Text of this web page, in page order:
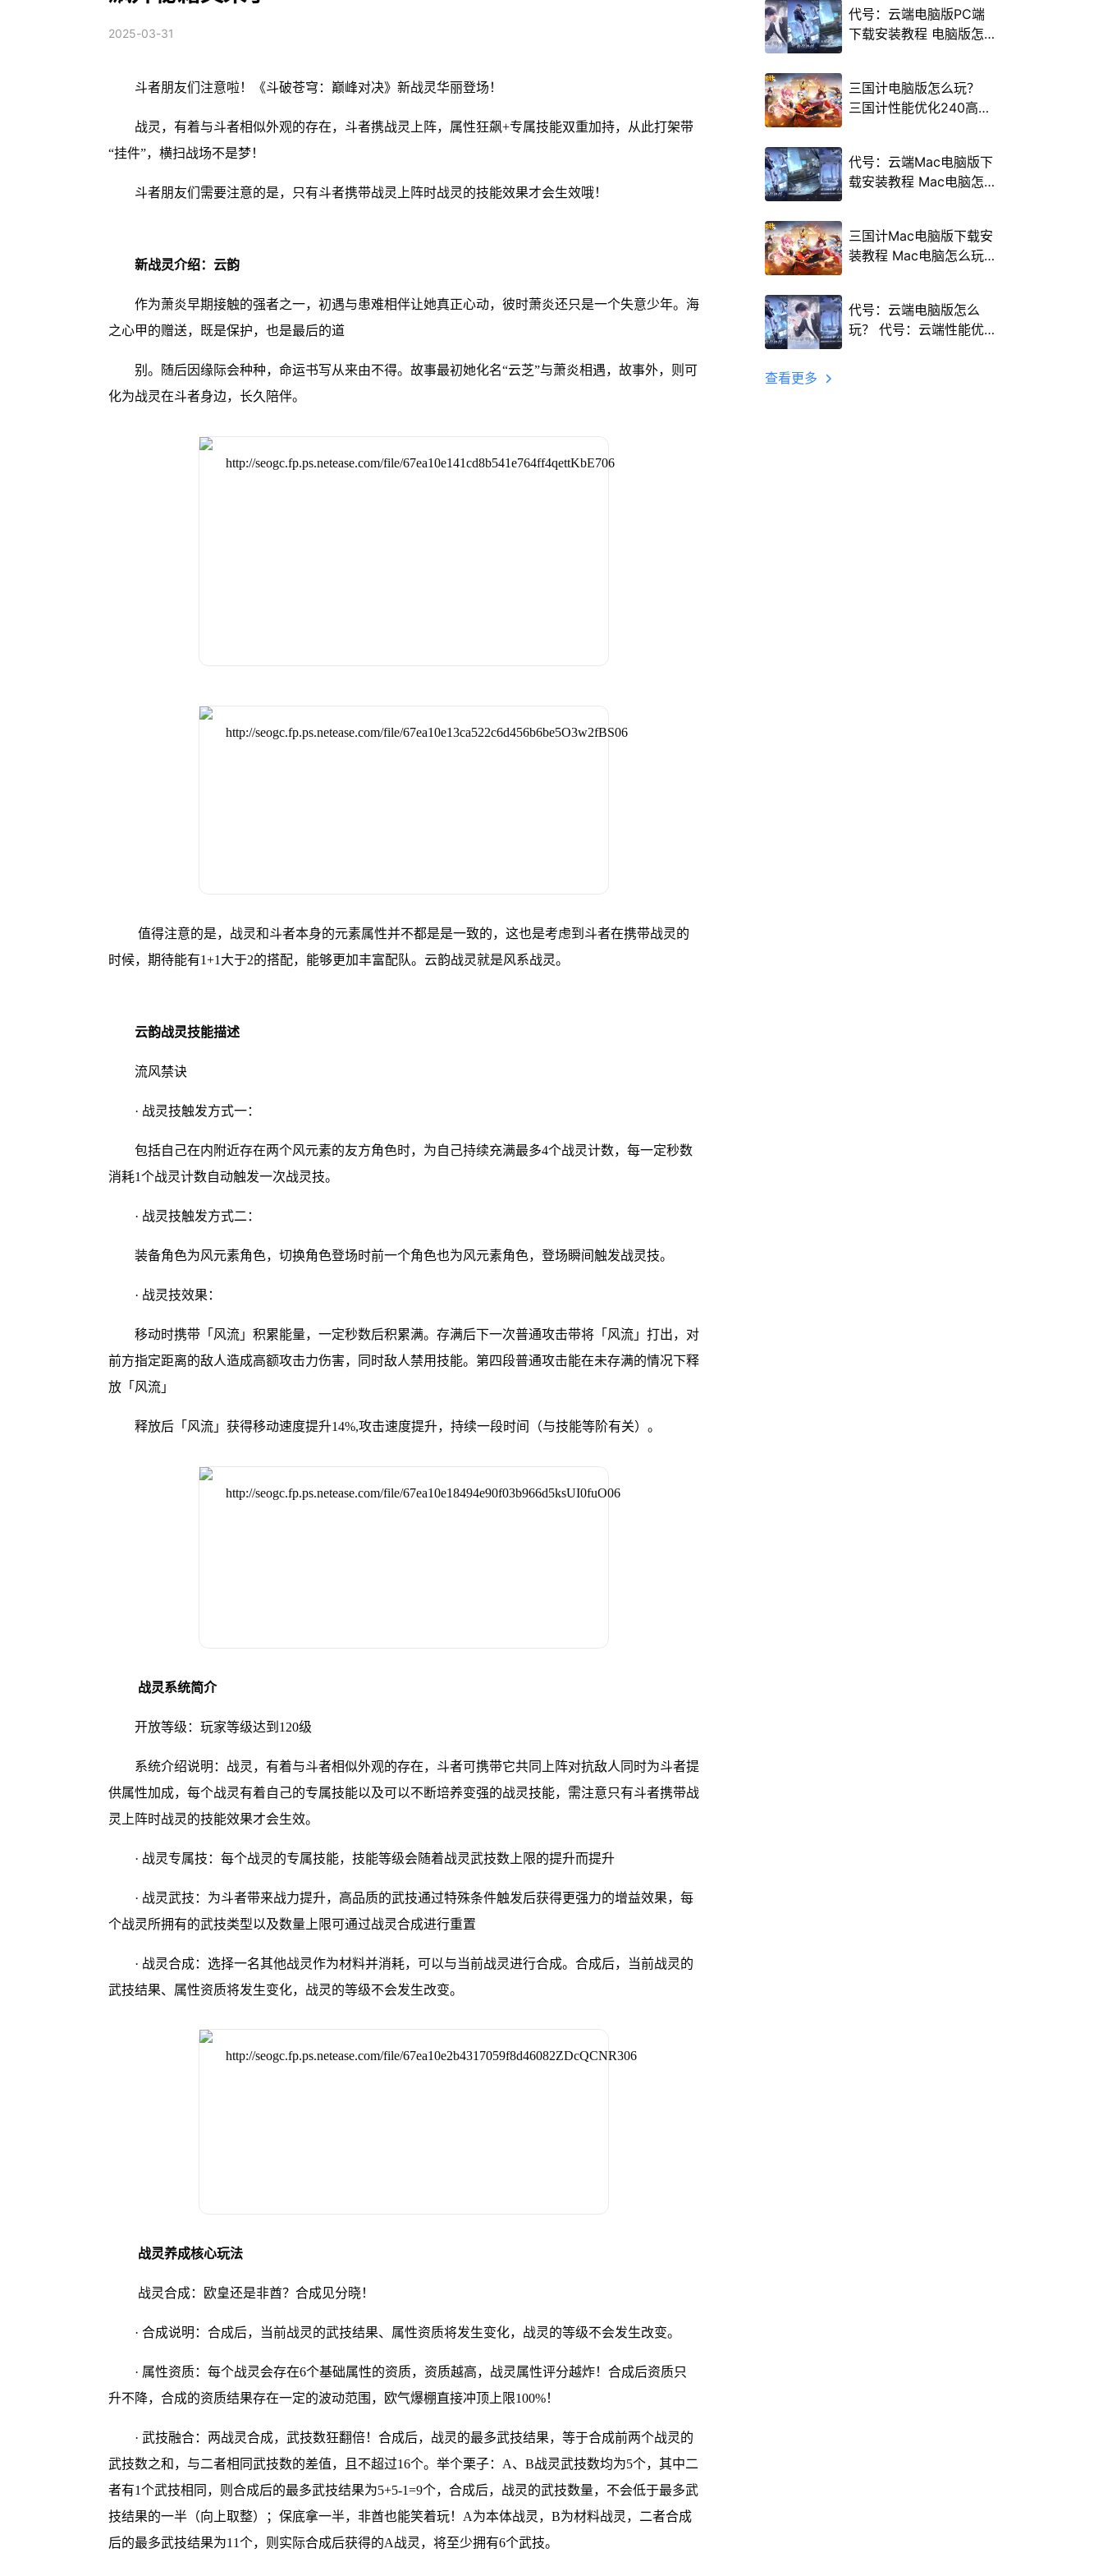
2025-03-31
斗者朋友们注意啦！《斗破苍穹：巅峰对决》新战灵华丽登场！
战灵，有着与斗者相似外观的存在，斗者携战灵上阵，属性狂飙+专属技能双重加持，从此打架带
“挂件”，横扫战场不是梦！
斗者朋友们需要注意的是，只有斗者携带战灵上阵时战灵的技能效果才会生效哦！
新战灵介绍：云韵
作为萧炎早期接触的强者之一，初遇与患难相伴让她真正心动，彼时萧炎还只是一个失意少年。海
之心甲的赠送，既是保护，也是最后的道
别。随后因缘际会种种，命运书写从来由不得。故事最初她化名“云芝”与萧炎相遇，故事外，则可
化为战灵在斗者身边，长久陪伴。
值得注意的是，战灵和斗者本身的元素属性并不都是是一致的，这也是考虑到斗者在携带战灵的
时候，期待能有1+1大于2的搭配，能够更加丰富配队。云韵战灵就是风系战灵。
云韵战灵技能描述
流风禁诀
· 战灵技触发方式一：
包括自己在内附近存在两个风元素的友方角色时，为自己持续充满最多4个战灵计数，每一定秒数
消耗1个战灵计数自动触发一次战灵技。
· 战灵技触发方式二：
装备角色为风元素角色，切换角色登场时前一个角色也为风元素角色，登场瞬间触发战灵技。
· 战灵技效果：
移动时携带「风流」积累能量，一定秒数后积累满。存满后下一次普通攻击带将「风流」打出，对
前方指定距离的敌人造成高额攻击力伤害，同时敌人禁用技能。第四段普通攻击能在未存满的情况下释
放「风流」
释放后「风流」获得移动速度提升14%,攻击速度提升，持续一段时间（与技能等阶有关）。
战灵系统简介
开放等级：玩家等级达到120级
系统介绍说明：战灵，有着与斗者相似外观的存在，斗者可携带它共同上阵对抗敌人同时为斗者提
供属性加成，每个战灵有着自己的专属技能以及可以不断培养变强的战灵技能，需注意只有斗者携带战
灵上阵时战灵的技能效果才会生效。
· 战灵专属技：每个战灵的专属技能，技能等级会随着战灵武技数上限的提升而提升
· 战灵武技：为斗者带来战力提升，高品质的武技通过特殊条件触发后获得更强力的增益效果，每
个战灵所拥有的武技类型以及数量上限可通过战灵合成进行重置
· 战灵合成：选择一名其他战灵作为材料并消耗，可以与当前战灵进行合成。合成后，当前战灵的
武技结果、属性资质将发生变化，战灵的等级不会发生改变。
战灵养成核心玩法
战灵合成：欧皇还是非酋？合成见分晓！
· 合成说明：合成后，当前战灵的武技结果、属性资质将发生变化，战灵的等级不会发生改变。
· 属性资质：每个战灵会存在6个基础属性的资质，资质越高，战灵属性评分越炸！合成后资质只
升不降，合成的资质结果存在一定的波动范围，欧气爆棚直接冲顶上限100%！
· 武技融合：两战灵合成，武技数狂翻倍！合成后，战灵的最多武技结果，等于合成前两个战灵的
武技数之和，与二者相同武技数的差值，且不超过16个。举个栗子：A、B战灵武技数均为5个，其中二
者有1个武技相同，则合成后的最多武技结果为5+5-1=9个，合成后，战灵的武技数量，不会低于最多武
技结果的一半（向上取整）；保底拿一半，非酋也能笑着玩！A为本体战灵，B为材料战灵，二者合成
后的最多武技结果为11个，则实际合成后获得的A战灵，将至少拥有6个武技。
代号：云端电脑版PC端
下载安装教程 电脑版怎
三国计电脑版怎么玩？
三国计性能优化240高帧
代号：云端Mac电脑版下
载安装教程 Mac电脑怎
三国计Mac电脑版下载安
装教程 Mac电脑怎么玩
代号：云端电脑版怎么
玩？ 代号：云端性能优
查看更多